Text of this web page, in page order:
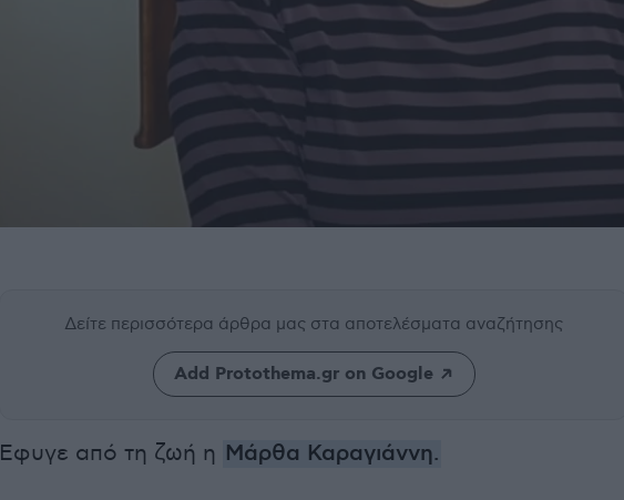
Δείτε περισσότερα άρθρα μας στα αποτελέσματα αναζήτησης
Add Protothema.gr on Google
Έφυγε από τη ζωή η Μάρθα Καραγιάννη.